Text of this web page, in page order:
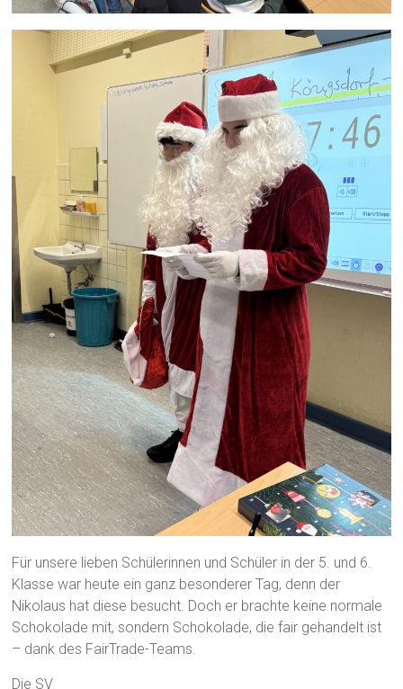
Für unsere lieben Schülerinnen und Schüler in der 5. und 6.
Klasse war heute ein ganz besonderer Tag, denn der
Nikolaus hat diese besucht. Doch er brachte keine normale
Schokolade mit, sondern Schokolade, die fair gehandelt ist
– dank des FairTrade-Teams.
Die SV